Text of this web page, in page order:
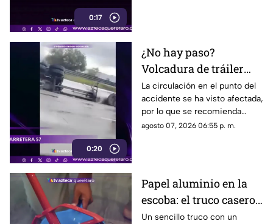
0:17
0:20
¿No hay paso?
Volcadura de tráiler
colapsa este punto de la
carretera 57
La circulación en el punto del
accidente se ha visto afectada,
por lo que se recomienda
considerar tiempos de
agosto 07, 2026 06:55 p. m.
Papel aluminio en la
escoba: el truco casero
que se volvió viral
Un sencillo truco con un